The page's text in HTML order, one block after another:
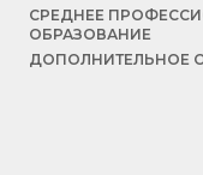
СРЕДНЕЕ
ОБРАЗОВАНИЕ
ДОПОЛНИТЕЛЬНОЕ